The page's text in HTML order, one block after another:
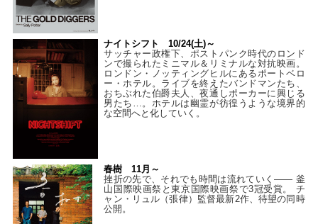
ナイトシフト 10/24(土)～
サッチャー政権下、ポストパンク時代のロンド
ンで撮られたミニマル＆リミナルな対抗映画。
ロンドン・ノッティングヒルにあるポートベロ
ー・ホテル。ライブを終えたバンドマンたち、
おちぶれた伯爵夫人、夜通しポーカーに興じる
男たち…。ホテルは幽霊が彷徨うような境界的
な空間へと化していく。
春樹 11月～
挫折の先で、それでも時間は流れていく—— 釜
山国際映画祭と東京国際映画祭で3冠受賞。 チ
ャン・リュル（張律）監督最新2作、待望の同時
公開。